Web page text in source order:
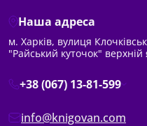
Наша адреса
м. Харків, вулиця
"Райський куточок"
+38 (067) 13-81-599
info@knigovan.com